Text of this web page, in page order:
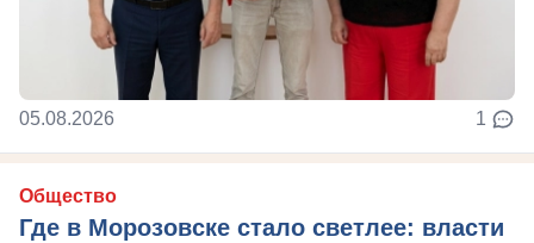
05.08.2026 1
Общество
Где в Морозовске стало светлее: власти